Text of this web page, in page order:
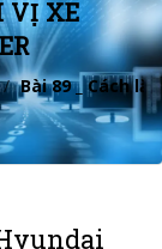
VỊ XE
/ Bài 89 _ Cách